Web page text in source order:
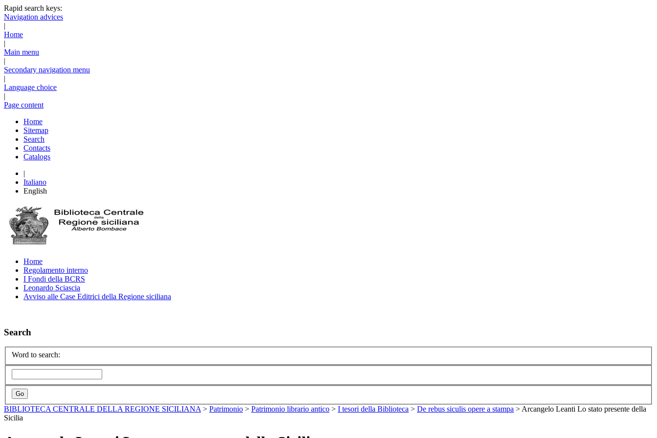
Rapid search keys:
Navigation advices
|
Home
|
Main menu
|
Secondary navigation menu
|
Language choice
|
Page content
Home
Sitemap
Search
Contacts
Catalogs
|
Italiano
English
Home
Regolamento interno
I Fondi della BCRS
Leonardo Sciascia
Avviso alle Case Editrici della Regione siciliana
Search
Word to search:
BIBLIOTECA CENTRALE DELLA REGIONE SICILIANA > Patrimonio > Patrimonio librario antico > I tesori della Biblioteca > De rebus siculis opere a stampa > Arcangelo Leanti Lo stato presente della
Sicilia